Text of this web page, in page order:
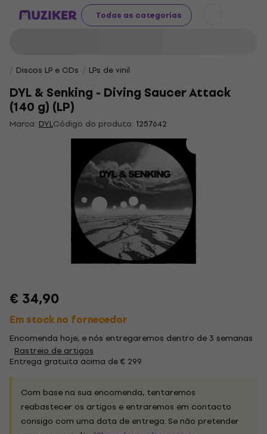
Todas as categorias
Discos LP e CDs LPs de vinil
DYL & Senking - Diving Saucer Attack
(140 g) (LP)
Marca: DYLCódigo do produto: 1257642
€ 34,90
Em stock no fornecedor
Encomenda hoje, e nós entregaremos dentro de 3 semanas
Rastreio de artigos
Entrega gratuita acima de € 299
Com base na sua encomenda, tentaremos
reabastecer os artigos e entraremos em contacto
consigo com uma data de entrega. Se não pretender